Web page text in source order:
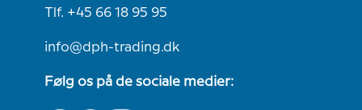
Tlf. +45 66 18 95 95
info@dph-trading.dk
Følg os på de sociale medier: